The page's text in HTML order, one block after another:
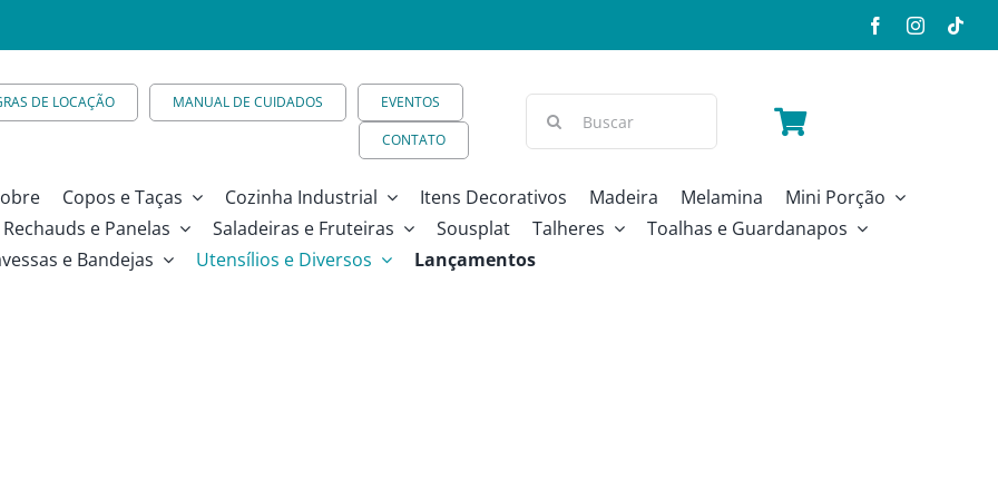
DE LOCAÇÃO MANUAL DE CUIDADOS
EVENTOS
CONTATO
Copos e Taças Cozinha Industrial Itens Decorativos Madeira Melamina
Mini Porção
Rechauds e Panelas Saladeiras e Fruteiras Sousplat Talheres
Toalhas e Guardanapos
e Bandejas
Utensílios e Diversos Lançamentos